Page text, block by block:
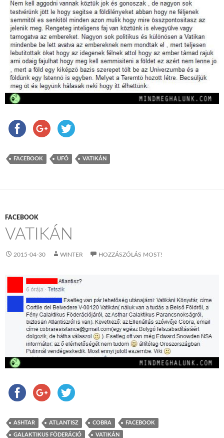
FACEBOOK UFÓ VATIKÁN
FACEBOOK
VATIKÁN
2015-04-30 WINTER HOZZÁSZÓLÁS MOST!
ASHTAR ATLANTISZ COBRA FACEBOOK
GALAKTIKUS FÖDERÁCIÓ VATIKÁN